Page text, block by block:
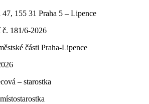
155 31 Praha 5 – Lipence
č. 181/6-2026
části Praha-Lipence
– starostka